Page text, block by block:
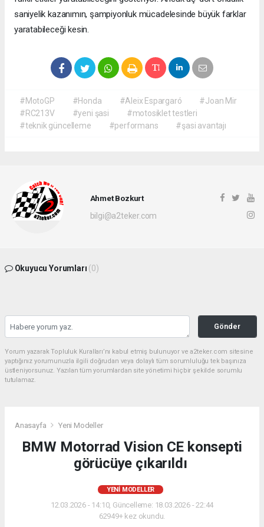
saniyelik kazanımın, şampiyonluk mücadelesinde büyük farklar
yaratabileceği kesin.
#MotoGP #Honda #Aleix Espargaró
#Joan Mir
#RC213V
#yeni şasi
#motosiklet testleri
#teknik güncelleme
#performans #şasi avantajı
Ahmet Bozkurt
bilgi@a2teker.com
Okuyucu Yorumları (0)
Gönder
Yorum yazarak Topluluk Kuralları’nı kabul etmiş bulunuyor ve a2teker.com sitesine
yaptığınız yorumunuzla ilgili doğrudan veya dolaylı tüm sorumluluğu tek başınıza
üstleniyorsunuz. Yazılan tüm yorumlardan site yönetimi hiçbir şekilde sorumlu
tutulamaz.
Anasayfa Yeni Modeller
BMW Motorrad Vision CE konsepti
görücüye çıkarıldı
YENI MODELLER
12.03.2026 - 14:10, Güncelleme: 18.03.2026 - 22:44
62949+ kez okundu.